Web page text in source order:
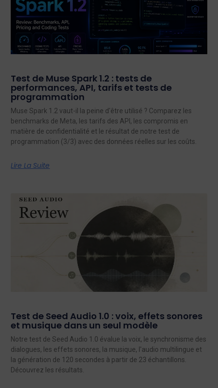
Test de Muse Spark 1.2 : tests de
performances, API, tarifs et tests de
programmation
Muse Spark 1.2 vaut-il la peine d'être utilisé ? Comparez les
benchmarks de Meta, les tarifs des API, les compromis en
matière de confidentialité et le résultat de notre test de
programmation (3/3) avec des données réelles sur les coûts.
Lire La Suite
Test de Seed Audio 1.0 : voix, effets sonores
et musique dans un seul modèle
Notre test de Seed Audio 1.0 évalue la voix, le synchronisme des
dialogues, les effets sonores, la musique, l'audio multilingue et
la génération de 120 secondes à partir de 23 échantillons.
Découvrez les résultats.